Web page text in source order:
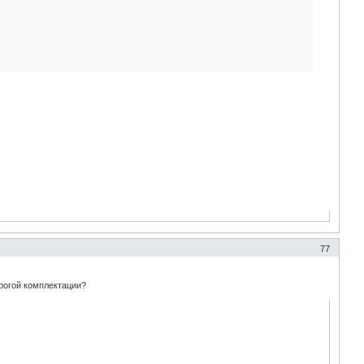
77
комплектации?